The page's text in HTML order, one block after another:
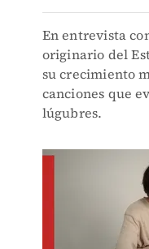
En entrevista
originario del
su crecimiento
canciones que
lúgubres.